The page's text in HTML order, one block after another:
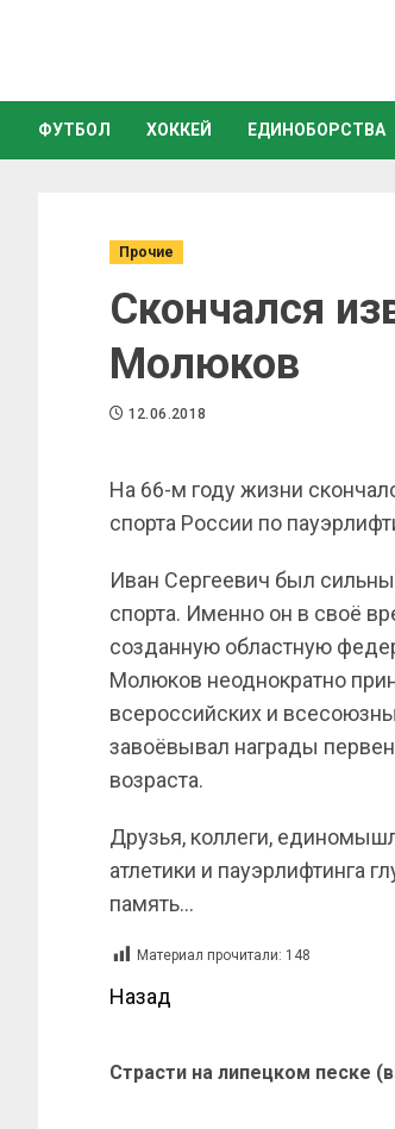
ФУТБОЛ ХОККЕЙ ЕДИНОБОРСТВА
Прочие
Скончался
Молюков
12.06.2018
На 66-м году жизни
спорта России по
Иван Сергеевич был
спорта. Именно он в своё
созданную областную
Молюков неоднократно
всероссийских и
завоёвывал награды
возраста.
Друзья, коллеги,
атлетики и пауэрлифтинга
память…
Материал прочитали: 148
Назад
Страсти на липецком песке